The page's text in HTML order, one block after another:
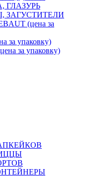
ГЛАЗУРЬ
ЗАГУСТИТЕЛИ
(цена за
упаковку)
за упаковку)